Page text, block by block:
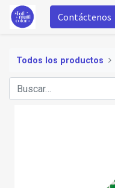
Contáctenos
Todos los productos